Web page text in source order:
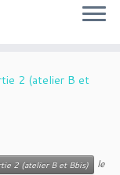
2 (atelier B et
2 (atelier B et Bbis)
le